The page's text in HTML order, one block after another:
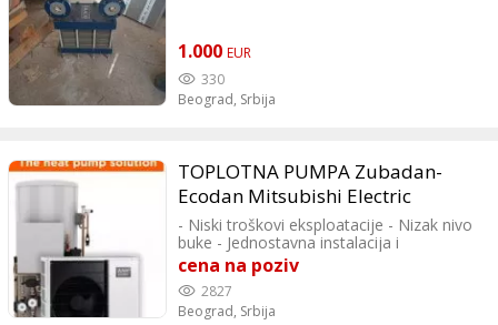
1.000 EUR
330
Beograd, Srbija
TOPLOTNA PUMPA Zubadan-
Ecodan Mitsubishi Electric
- Niski troškovi eksploatacije - Nizak nivo
buke - Jednostavna instalacija i
održavanje - Stabilnost i pouzdanost bez
elektro grejača Klima M Bulevar Despota
Stefana 109a - Beograd - Palilula 011
3292283; 011 2084650; Radno vreme
cena na poziv
2827
Beograd, Srbija